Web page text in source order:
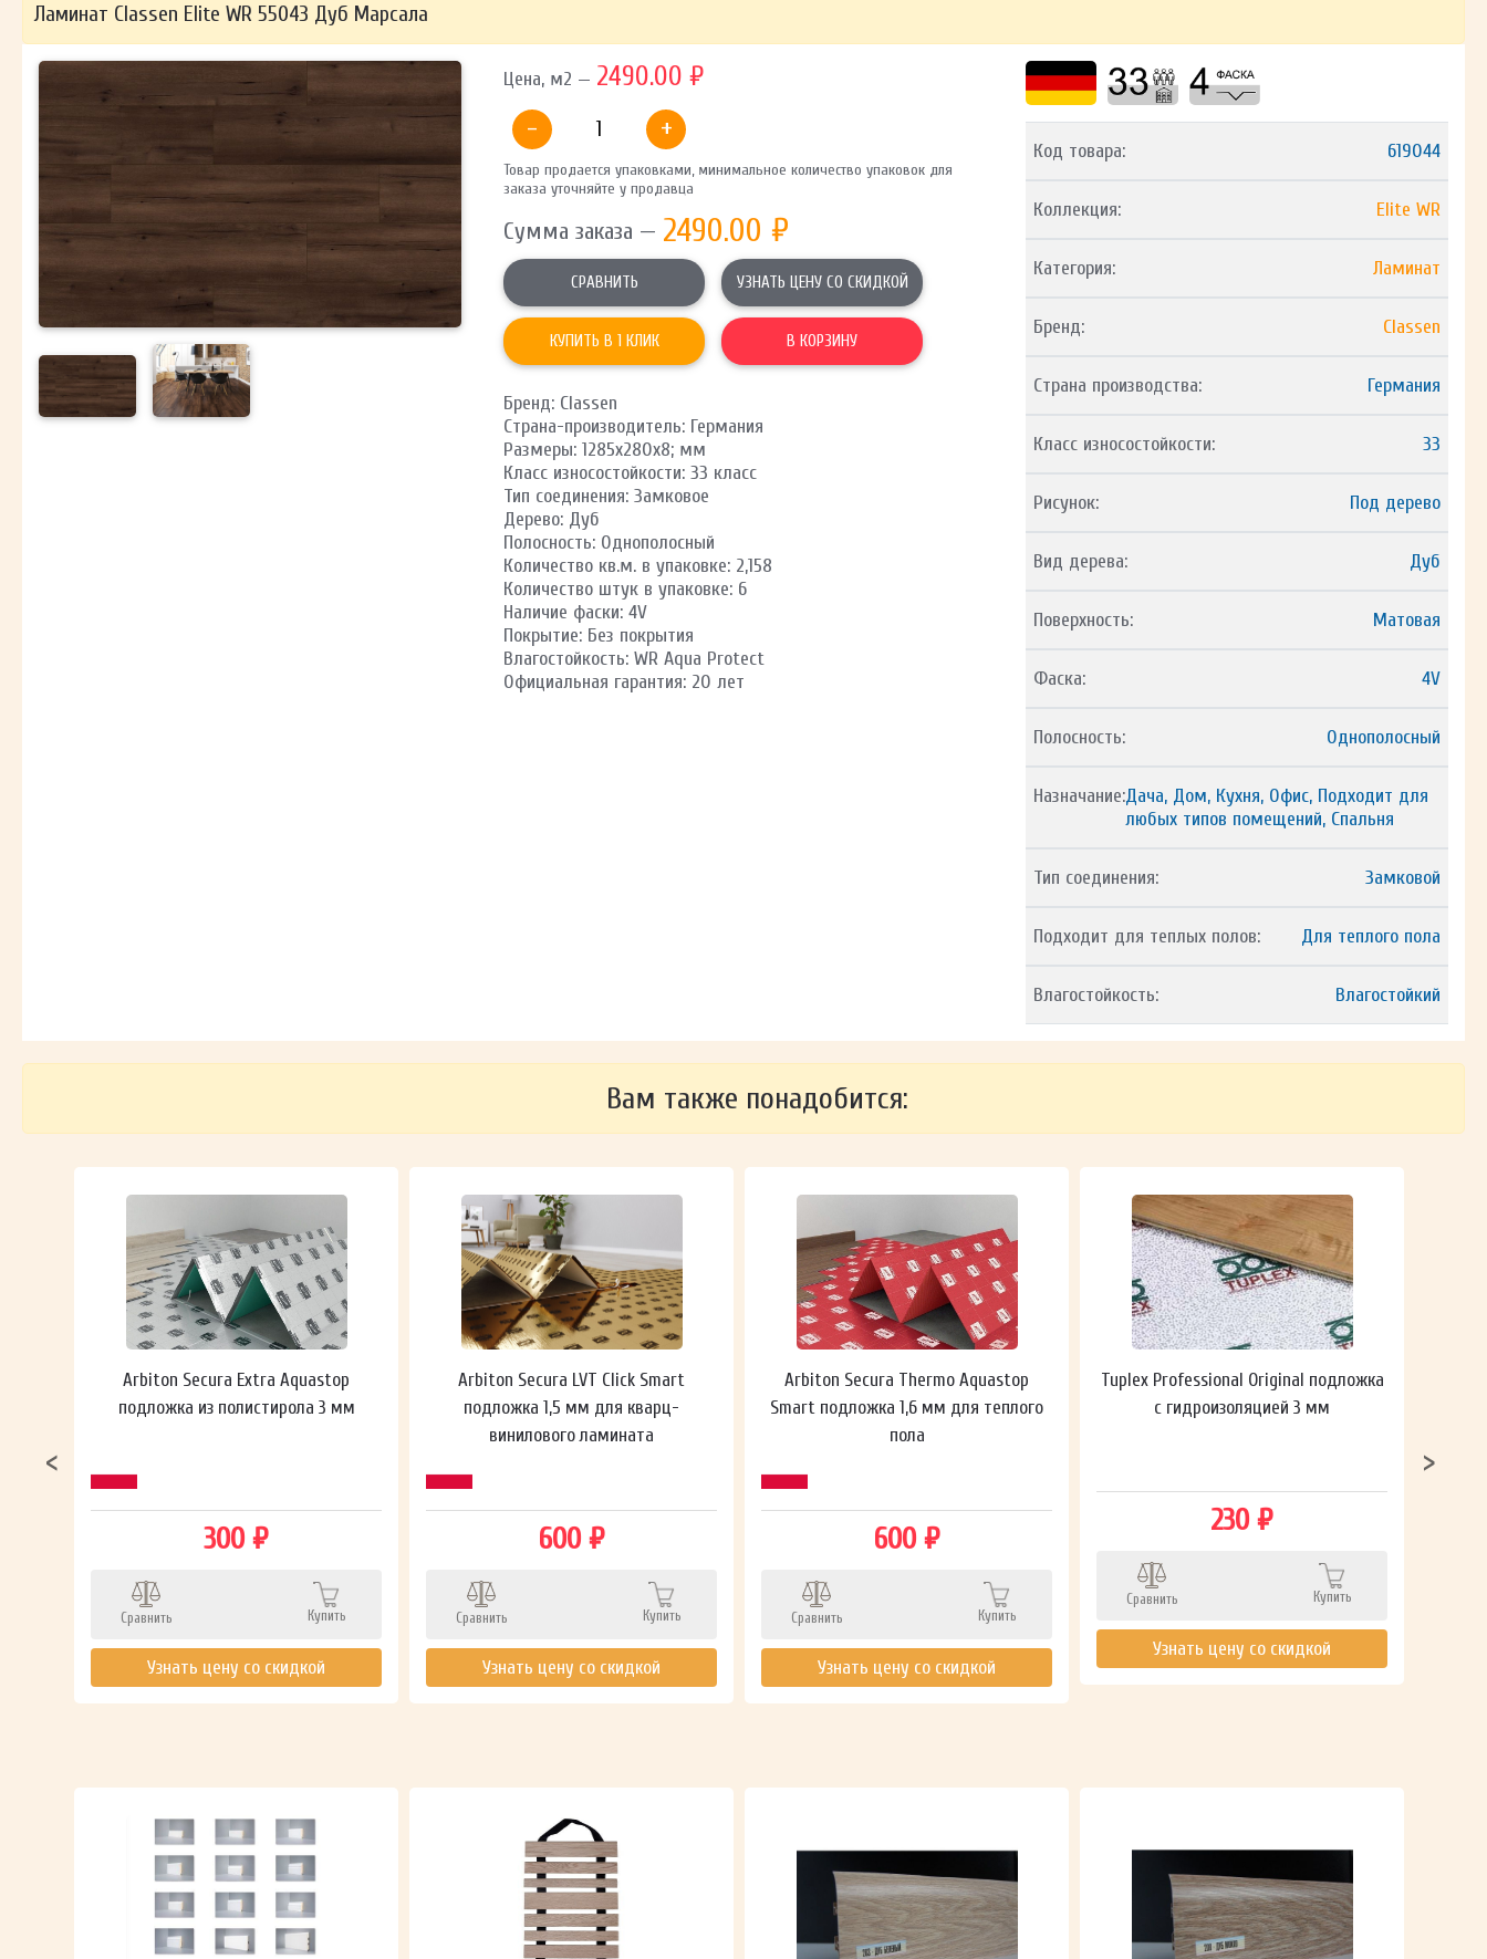
ОТПРАВИТЬ
Ваши данные не будут переданы третьим лицам
Ламинат Classen Elite WR 55043 Дуб Марсала
Цена, м2 — 2490.00 ₽
-
+
Товар продается упаковками, минимальное количество упаковок для
заказа уточняйте у продавца
Сумма заказа — 2490.00 ₽
СРАВНИТЬ УЗНАТЬ ЦЕНУ СО СКИДКОЙ
КУПИТЬ В 1 КЛИК В КОРЗИНУ
Бренд: Classen
Страна-производитель: Германия
Размеры: 1285х280х8; мм
Класс износостойкости: 33 класс
Тип соединения: Замковое
Дерево: Дуб
Полосность: Однополосный
Количество кв.м. в упаковке: 2,158
Количество штук в упаковке: 6
Наличие фаски: 4V
Покрытие: Без покрытия
Влагостойкость: WR Aqua Protect
Официальная гарантия: 20 лет
Код товара: 619044
Коллекция: Elite WR
Категория: Ламинат
Бренд: Classen
Страна производства: Германия
Класс износостойкости: 33
Рисунок: Под дерево
Вид дерева: Дуб
Поверхность: Матовая
Фаска: 4V
Полосность: Однополосный
Назначание:Дача, Дом, Кухня, Офис, Подходит для
любых типов помещений, Спальня
Тип соединения: Замковой
Подходит для теплых полов: Для теплого пола
Влагостойкость: Влагостойкий
Вам также понадобится:
Arbiton Secura Extra Aquastop
подложка из полистирола 3 мм
300 ₽
Сравнить Купить
Узнать цену со скидкой
Arbiton Secura LVT Click Smart
подложка 1,5 мм для кварц-
винилового ламината
600 ₽
Сравнить Купить
Узнать цену со скидкой
Arbiton Secura Thermo Aquastop
Smart подложка 1,6 мм для теплого
пола
600 ₽
Сравнить Купить
Узнать цену со скидкой
Tuplex Professional Original подложка
с гидроизоляцией 3 мм
230 ₽
Сравнить Купить
Узнать цену со скидкой